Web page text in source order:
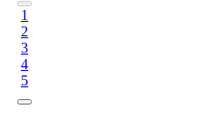
1
2
3
4
5